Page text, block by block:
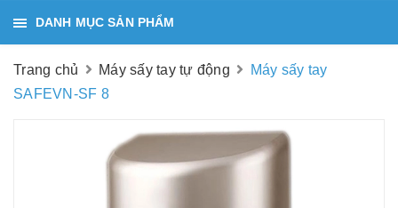
DANH MỤC SẢN PHẨM
Trang chủ Máy sấy tay tự động
Máy sấy tay
SAFEVN-SF 8